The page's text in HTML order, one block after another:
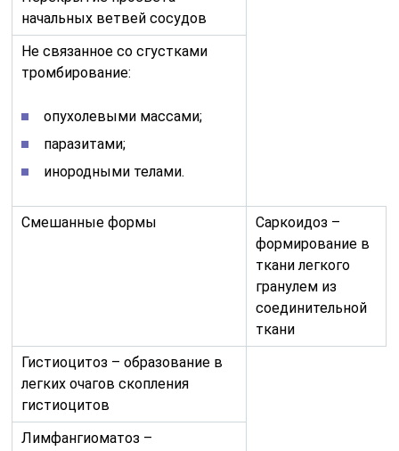
начальных ветвей сосудов
Не связанное со сгустками
тромбирование:
опухолевыми массами;
паразитами;
инородными телами.
Смешанные формы
Саркоидоз –
формирование в
ткани легкого
гранулем из
соединительной
ткани
Гистиоцитоз – образование в
легких очагов скопления
гистиоцитов
Лимфангиоматоз –